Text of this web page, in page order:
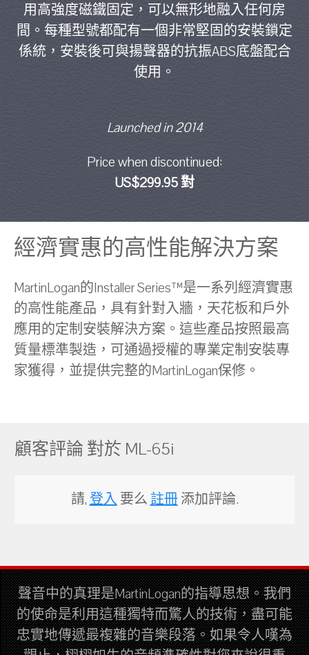
用高強度磁鐵固定，可以無形地融入任何房
間。每種型號都配有一個非常堅固的安裝鎖定
係統，安裝後可與揚聲器的抗振ABS底盤配合
使用。
Launched in 2014
Price when discontinued:
US$299.95 對
經濟實惠的高性能解決方案
MartinLogan的Installer Series™是一系列經濟實惠
的高性能產品，具有針對入牆，天花板和戶外
應用的定制安裝解決方案。這些產品按照最高
質量標準製造，可通過授權的專業定制安裝專
家獲得，並提供完整的MartinLogan保修。
顧客評論 對於 ML-65i
請,登入要么 註冊添加評論.
聲音中的真理是MartinLogan的指導思想。我們
的使命是利用這種獨特而驚人的技術，盡可能
忠實地傳遞最複雜的音樂段落。如果令人嘆為